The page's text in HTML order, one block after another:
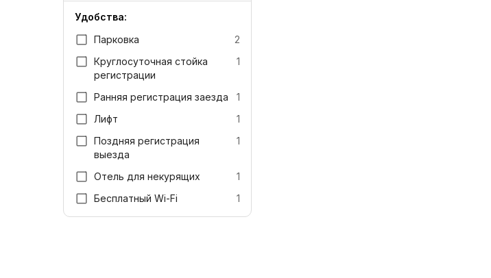
Удобства:
Парковка
2
Круглосуточная стойка
регистрации
1
Ранняя регистрация заезда
1
Лифт
1
Поздняя регистрация
выезда
1
Отель для некурящих
1
Бесплатный Wi-Fi
1